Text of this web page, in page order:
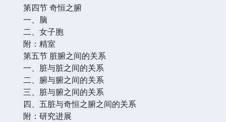
第四节 奇恒之腑
一、脑
二、女子胞
附：精室
第五节 脏腑之间的关系
一、脏与脏之间的关系
二、腑与腑之间的关系
三、脏与腑之间的关系
四、五脏与奇恒之腑之间的关系
附：研究进展